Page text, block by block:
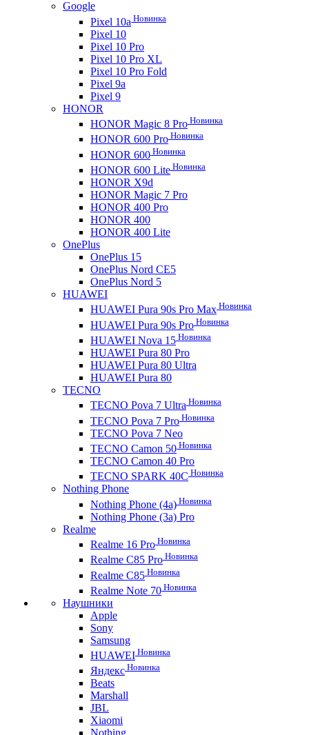
Google
Pixel 10a Новинка
Pixel 10
Pixel 10 Pro
Pixel 10 Pro XL
Pixel 10 Pro Fold
Pixel 9a
Pixel 9
HONOR
HONOR Magic 8 Pro Новинка
HONOR 600 Pro Новинка
HONOR 600 Новинка
HONOR 600 Lite Новинка
HONOR X9d
HONOR Magic 7 Pro
HONOR 400 Pro
HONOR 400
HONOR 400 Lite
OnePlus
OnePlus 15
OnePlus Nord CE5
OnePlus Nord 5
HUAWEI
HUAWEI Pura 90s Pro Max Новинка
HUAWEI Pura 90s Pro Новинка
HUAWEI Nova 15 Новинка
HUAWEI Pura 80 Pro
HUAWEI Pura 80 Ultra
HUAWEI Pura 80
TECNO
TECNO Pova 7 Ultra Новинка
TECNO Pova 7 Pro Новинка
TECNO Pova 7 Neo
TECNO Camon 50 Новинка
TECNO Camon 40 Pro
TECNO SPARK 40C Новинка
Nothing Phone
Nothing Phone (4a) Новинка
Nothing Phone (3a) Pro
Realme
Realme 16 Pro Новинка
Realme C85 Pro Новинка
Realme C85 Новинка
Realme Note 70 Новинка
Наушники
Apple
Sony
Samsung
HUAWEI Новинка
Яндекс Новинка
Beats
Marshall
JBL
Xiaomi